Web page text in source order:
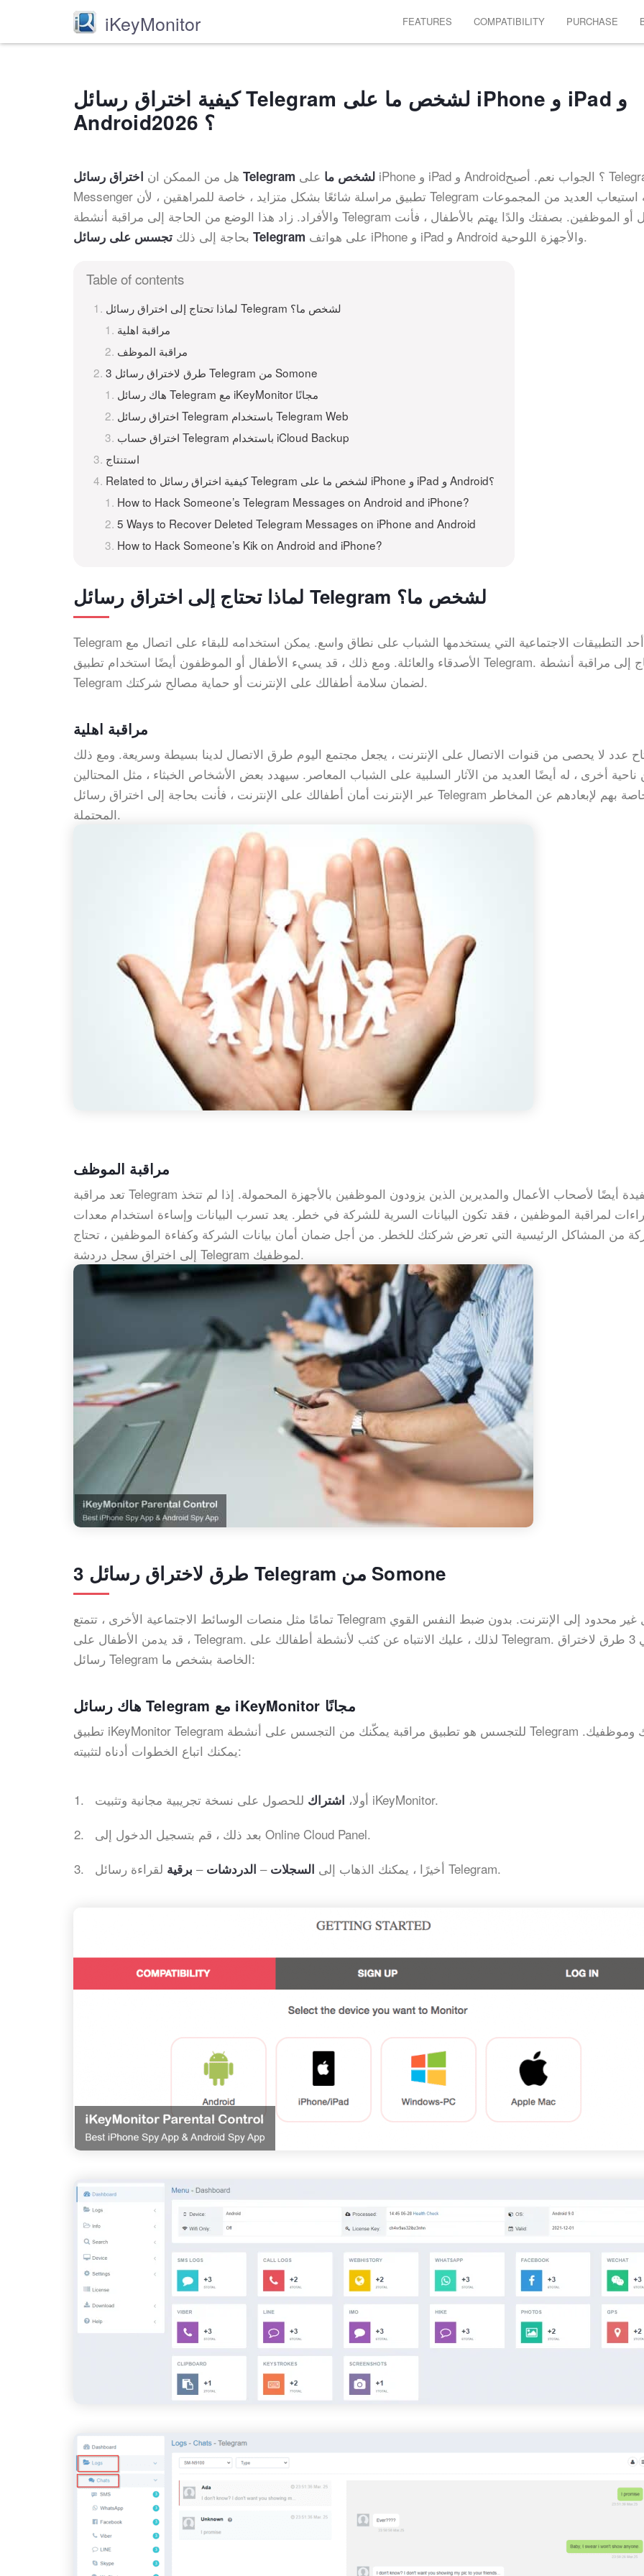
iKeyMonitor FEATURES COMPATIBILITY PURCHASE
كيفية اختراق رسائل Telegram لشخص ما على iPhone و iPad و
Android؟ 2026
هل من الممكن ان اختراق رسائل Telegram لشخص ما على iPhone و iPad و Android؟ الجواب نعم. أصبح Telegram
Messenger تطبيق مراسلة شائعًا بشكل متزايد ، خاصة للمراهقين ، لأن Telegram يمكنه استيعاب العديد من المجموعات
والأفراد. زاد هذا الوضع من الحاجة إلى مراقبة أنشطة Telegram للأطفال أو الموظفين. بصفتك والدًا يهتم بالأطفال ، فأنت
بحاجة إلى ذلك تجسس على رسائل Telegram على هواتف iPhone و iPad و Android والأجهزة اللوحية.
Table of contents
لماذا تحتاج إلى اختراق رسائل Telegram لشخص ما؟
مراقبة اهلية
مراقبة الموظف
3 طرق لاختراق رسائل Telegram من Somone
هاك رسائل Telegram مع iKeyMonitor مجانًا
اختراق رسائل Telegram باستخدام Telegram Web
اختراق حساب Telegram باستخدام iCloud Backup
استنتاج
Related to كيفية اختراق رسائل Telegram لشخص ما على iPhone و iPad و Android؟
How to Hack Someone’s Telegram Messages on Android and iPhone?
5 Ways to Recover Deleted Telegram Messages on iPhone and Android
How to Hack Someone’s Kik on Android and iPhone?
لماذا تحتاج إلى اختراق رسائل Telegram لشخص ما؟
Telegram هو أحد التطبيقات الاجتماعية التي يستخدمها الشباب على نطاق واسع. يمكن استخدامه للبقاء على اتصال مع
الأصدقاء والعائلة. ومع ذلك ، قد يسيء الأطفال أو الموظفون أيضًا استخدام تطبيق Telegram. تحتاج إلى مراقبة أنشطة
Telegram لضمان سلامة أطفالك على الإنترنت أو حماية مصالح شركتك.
مراقبة اهلية
عدد لا يحصى من قنوات الاتصال على الإنترنت ، يجعل مجتمع اليوم طرق الاتصال لدينا بسيطة وسريعة. ومع ذلك
ناحية أخرى ، له أيضًا العديد من الآثار السلبية على الشباب المعاصر. سيهدد بعض الأشخاص الخبثاء ، مثل المحتالين
عبر الإنترنت أمان أطفالك على الإنترنت ، فأنت بحاجة إلى اختراق رسائل Telegram الخاصة بهم لإبعادهم عن المخاطر
المحتملة.
مراقبة الموظف
تعد مراقبة Telegram مفيدة أيضًا لأصحاب الأعمال والمديرين الذين يزودون الموظفين بالأجهزة المحمولة. إذا لم تتخذ
لمراقبة الموظفين ، فقد تكون البيانات السرية للشركة في خطر. يعد تسرب البيانات وإساءة استخدام معدات
من المشاكل الرئيسية التي تعرض شركتك للخطر. من أجل ضمان أمان بيانات الشركة وكفاءة الموظفين ، تحتاج
إلى اختراق سجل دردشة Telegram لموظفيك.
3 طرق لاختراق رسائل Telegram من Somone
تمامًا مثل منصات الوسائط الاجتماعية الأخرى ، تتمتع Telegram بوصول غير محدود إلى الإنترنت. بدون ضبط النفس القوي
، قد يدمن الأطفال على Telegram. لذلك ، عليك الانتباه عن كثب لأنشطة أطفالك على Telegram. فيما يلي 3 طرق لاختراق
رسائل Telegram الخاصة بشخص ما:
هاك رسائل Telegram مع iKeyMonitor مجانًا
تطبيق iKeyMonitor Telegram للتجسس هو تطبيق مراقبة يمكّنك من التجسس على أنشطة Telegram لأطفالك وموظفيك.
يمكنك اتباع الخطوات أدناه لتثبيته:
أولا، اشتراك
للحصول على نسخة تجريبية مجانية وتثبيت iKeyMonitor.
بعد ذلك ، قم بتسجيل الدخول إلى Online Cloud Panel.
أخيرًا ، يمكنك الذهاب إلى السجلات – الدردشات – برقية لقراءة رسائل Telegram.